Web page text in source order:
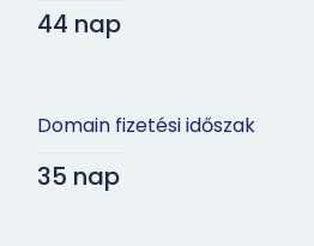
44 nap
Domain fizetési időszak
35 nap